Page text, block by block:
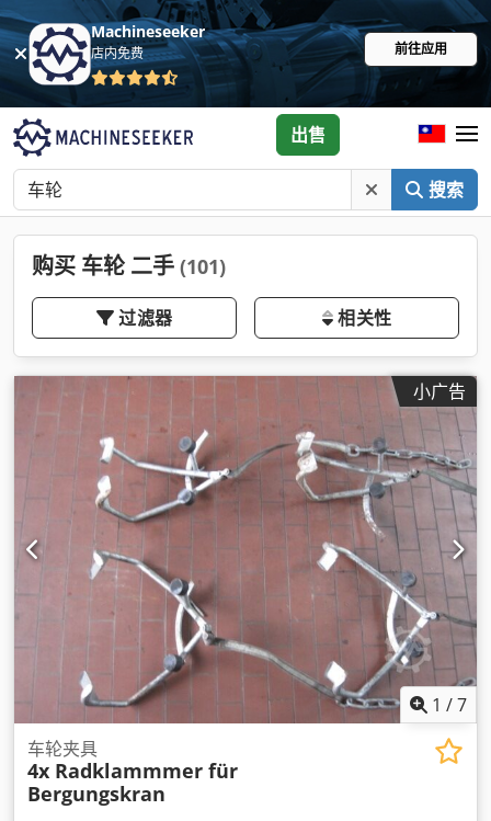
Machineseeker
店内免费 前往应用
搜索
出售
购买 车轮 二手 (101)
过滤器 相关性
小广告
1 /7
车轮夹具
4x Radklammmer für
Bergungskran